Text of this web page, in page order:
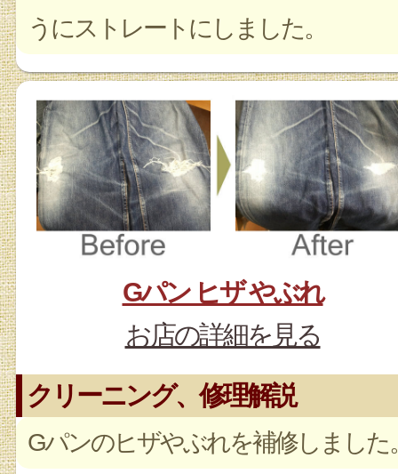
うにストレートにしました。
Gパン ヒザ やぶれ
お店の詳細を見る
クリーニング、修理解説
Gパンのヒザやぶれを補修しました